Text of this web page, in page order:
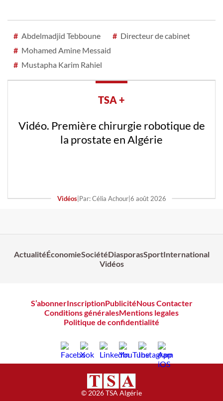
# Abdelmadjid Tebboune # Directeur de cabinet
# Mohamed Amine Messaid
# Mustapha Karim Rahiel
TSA +
Vidéo. Première chirurgie robotique de
la prostate en Algérie
Vidéos| Par: Célia Achour| 6 août 2026
ActualitéÉconomieSociétéDiasporasSportInternational
Vidéos
S’abonnerInscriptionPublicitéNous Contacter
Conditions généralesMentions legales
Politique de confidentialité
© 2026 TSA Algérie